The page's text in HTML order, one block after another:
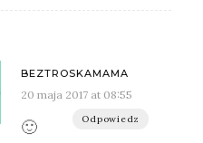
BEZTROSKAMAMA
20 maja 2017 at 08:55
Odpowiedz
🙂